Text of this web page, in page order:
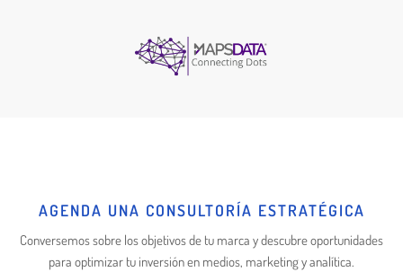
AGENDA UNA CONSULTORÍA ESTRATÉGICA
Conversemos sobre los objetivos de tu marca y descubre oportunidades
para optimizar tu inversión en medios, marketing y analítica.